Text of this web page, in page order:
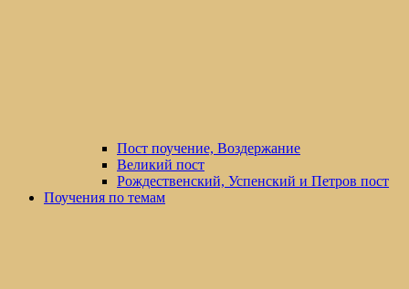
Пост поучение, Воздержание
Великий пост
Рождественский, Успенский и Петров пост
Поучения по темам